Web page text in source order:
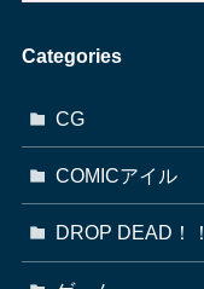
内
索
Categories
CG
COMICアイル
DROP DEAD！！